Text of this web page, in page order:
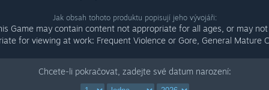
Jak obsah tohoto produktu popisují jeho vývojáři:
Game may contain content not appropriate for all ages, or may
for viewing at work: Frequent Violence or Gore, General Mature
Chcete-li pokračovat, zadejte své datum narození: